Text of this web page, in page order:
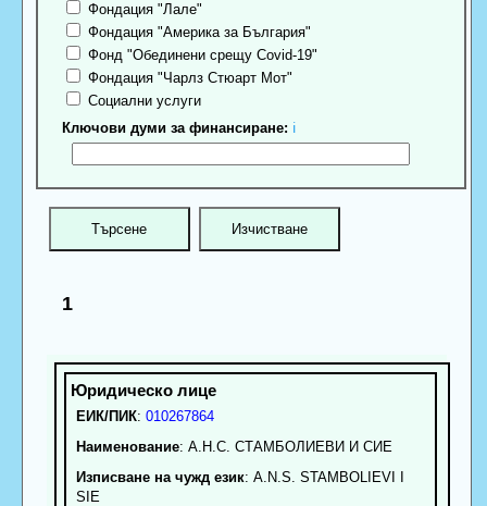
Фондация "Лале"
Фондация "Америка за България"
Фонд "Обединени срещу Covid-19"
Фондация "Чарлз Стюарт Мот"
Социални услуги
Ключови думи за финансиране: ℹ
1
ЕИК/ПИК: 010267864
Наименование: А.Н.С. СТАМБОЛИЕВИ И СИЕ
Изписване на чужд език: A.N.S. STAMBOLIEVI I
SIE